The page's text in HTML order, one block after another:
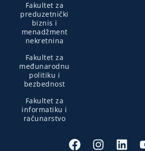
Fakultet za
preduzetnički
biznis i
menadžment
nekretnina
Fakultet za
međunarodnu
politiku i
bezbednost
Fakultet za
informatiku i
računarstvo